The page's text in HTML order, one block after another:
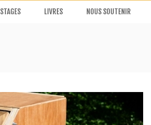
STAGES LIVRES NOUS SOUTENIR